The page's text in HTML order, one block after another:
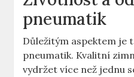
pneumatik
Důležitým aspektem je
pneumatik. Kvalitní
vydržet více než jednu